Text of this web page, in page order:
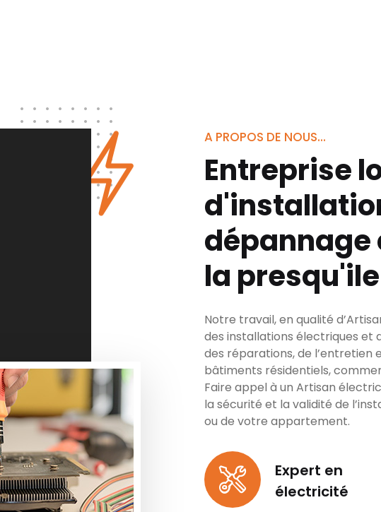
A PROPOS DE NOUS...
Entreprise
dépannage
la
Notre travail, en qualité
des installations électriques et
des réparations, de l’entretien
bâtiments résidentiels,
Faire appel à un Artisan
la sécurité et la validité de
ou de votre appartement.
Expert en
électricité